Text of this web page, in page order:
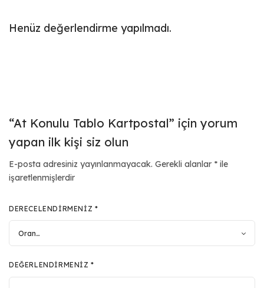
Henüz değerlendirme yapılmadı.
“At Konulu Tablo Kartpostal” için yorum
yapan ilk kişi siz olun
E-posta adresiniz yayınlanmayacak. Gerekli alanlar * ile
işaretlenmişlerdir
DERECELENDIRMENIZ *
DEĞERLENDIRMENIZ*